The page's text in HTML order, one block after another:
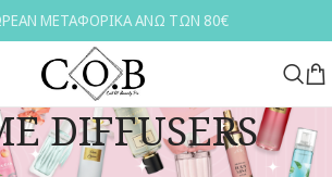
ΜΕΤΑΦΟΡΙΚΑ ΑΝΩ ΤΩΝ 80€
DIFFUSERS
/ HOME DIFFUSERS